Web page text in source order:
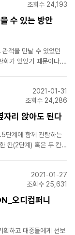
조회수 24,193
수 있는 방안
객을 만날 수 있었던
화가 있었기 때문이다.
2021-01-31
조회수 24,286
자리 앉아도 된다
단계에 함께 관람하는
칸(2단계) 혹은 두 칸
2021-01-27
조회수 25,631
오디컴퍼니
획하고 대중들에게 선보